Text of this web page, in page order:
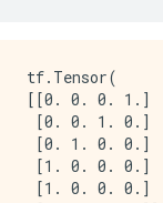
tf.Tensor(
[[0. 0. 0. 1.]
[0. 0. 1. 0.]
[0. 1. 0. 0.]
[1. 0. 0. 0.]
[1. 0. 0. 0.]